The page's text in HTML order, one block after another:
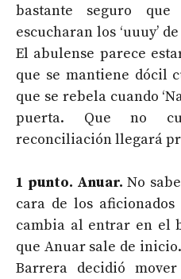
bastante seguro
escucharan los ‘uuuy’
El abulense parece
que se mantiene dócil
que se rebela cuando
puerta. Que no
reconciliación llegará
1 punto. Anuar. No
cara de los
cambia al entrar en el
que Anuar sale de
Barrera decidió